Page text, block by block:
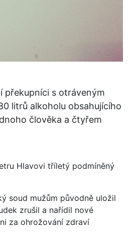
překupníci s otráveným
litrů alkoholu obsahujícího
člověka a čtyřem
Hlavovi tříletý podmíněný
soud mužům původně uložil
zrušil a nařídil nové
za ohrožování zdraví